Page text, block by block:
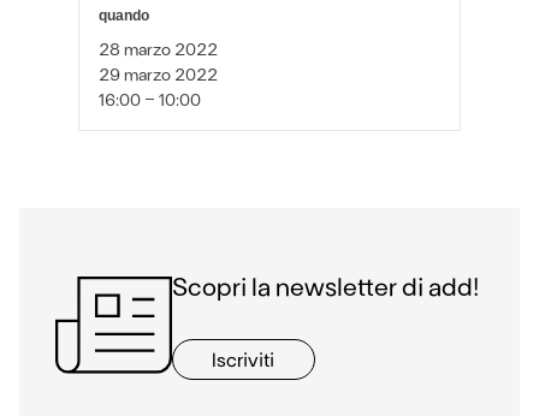
quando
28 marzo 2022
29 marzo 2022
16:00 - 10:00
Scopri la newsletter di add!
Iscriviti